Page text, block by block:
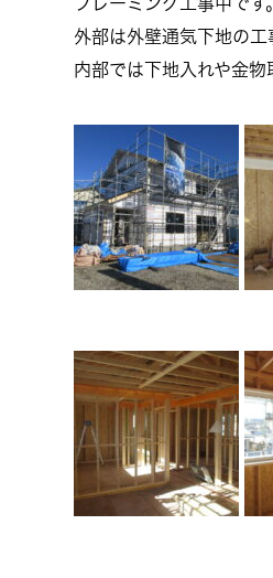
外部は外壁通気下地の工
内部では下地入れや金物